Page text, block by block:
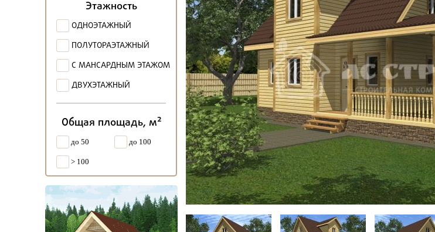
Этажность
ОДНОЭТАЖНЫЙ
ПОЛУТОРАЭТАЖНЫЙ
С МАНСАРДНЫМ ЭТАЖОМ
ДВУХЭТАЖНЫЙ
Общая площадь, м2
до 50 до 100
> 100